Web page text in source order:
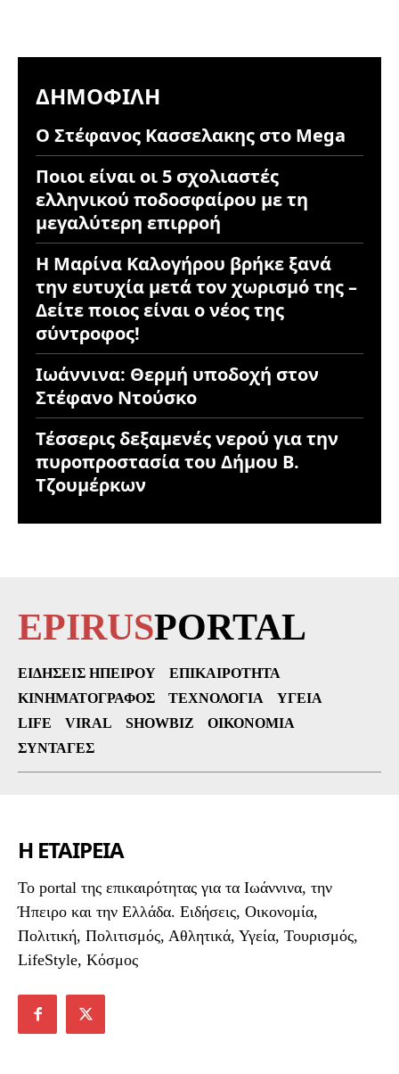
ΔΗΜΟΦΙΛΉ
Ο Στέφανος Κασσελακης στο Mega
Ποιοι είναι οι 5 σχολιαστές
ελληνικού ποδοσφαίρου με τη
μεγαλύτερη επιρροή
Η Μαρίνα Καλογήρου βρήκε ξανά
την ευτυχία μετά τον χωρισμό της –
Δείτε ποιος είναι ο νέος της
σύντροφος!
Ιωάννινα: Θερμή υποδοχή στον
Στέφανο Ντούσκο
Τέσσερις δεξαμενές νερού για την
πυροπροστασία του Δήμου Β.
Τζουμέρκων
EPIRUSPORTAL
ΕΙΔΉΣΕΙΣ ΗΠΕΊΡΟΥ
ΕΠΙΚΑΙΡΌΤΗΤΑ
ΚΙΝΗΜΑΤΟΓΡΆΦΟΣ
ΤΕΧΝΟΛΟΓΊΑ
ΥΓΕΊΑ
LIFE
VIRAL SHOWBIZ
ΟΙΚΟΝΟΜΊΑ
ΣΥΝΤΑΓΈΣ
Η ΕΤΑΙΡΕΙΑ
To portal της επικαιρότητας για τα Ιωάννινα, την
Ήπειρο και την Ελλάδα. Ειδήσεις, Οικονομία,
Πολιτική, Πολιτισμός, Αθλητικά, Υγεία, Τουρισμός,
LifeStyle, Κόσμος